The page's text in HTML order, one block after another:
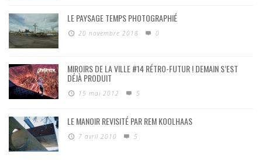
LE PAYSAGE TEMPS PHOTOGRAPHIÉ
20 novembre 2018 0
MIROIRS DE LA VILLE #14 RÉTRO-FUTUR ! DEMAIN S’EST
DÉJÀ PRODUIT
15 mai 2012 5
LE MANOIR REVISITÉ PAR REM KOOLHAAS
7 avril 2010 5